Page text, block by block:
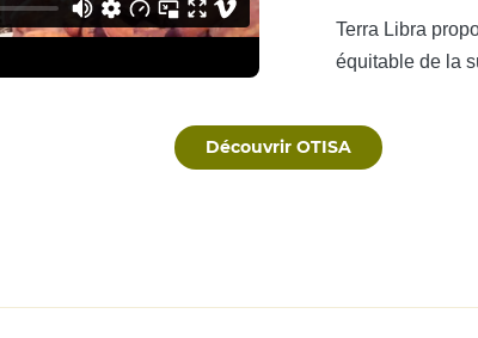
Terra Libra
équitable de la
Découvrir OTISA